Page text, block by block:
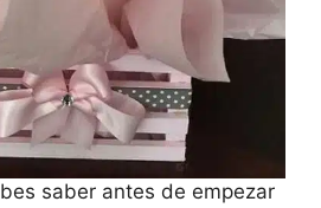
saber antes de empezar